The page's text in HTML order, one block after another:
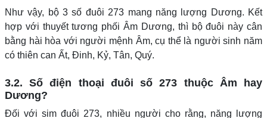
Như vậy, bộ 3 số đuôi 273 mang năng lượng Dương. Kết
hợp với thuyết tương phối Âm Dương, thì bộ đuôi này cân
bằng hài hòa với người mệnh Âm, cụ thể là người sinh năm
có thiên can Ất, Đinh, Kỷ, Tân, Quý.
3.2. Số điện thoại đuôi số 273 thuộc Âm hay
Dương?
Đối với sim đuôi 273, nhiều người cho rằng, năng lượng